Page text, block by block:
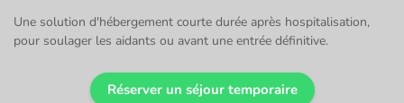
Une solution d'hébergement courte durée après hospitalisation,
pour soulager les aidants ou avant une entrée définitive.
Réserver un séjour temporaire